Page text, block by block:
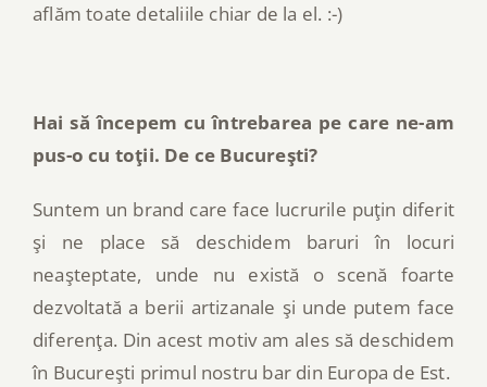
aflăm toate detaliile chiar de la el. :-)
Hai să începem cu întrebarea pe care ne-am
pus-o cu toţii. De ce Bucureşti?
Suntem un brand care face lucrurile puţin diferit
şi ne place să deschidem baruri în locuri
neaşteptate, unde nu există o scenă foarte
dezvoltată a berii artizanale şi unde putem face
diferenţa. Din acest motiv am ales să deschidem
în Bucureşti primul nostru bar din Europa de Est.